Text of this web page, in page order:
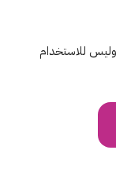
للاستخدام